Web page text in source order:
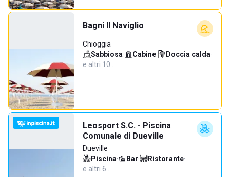
Bagni Il Naviglio
Chioggia
Sabbiosa· Cabine· Doccia calda·
e altri 10…
Leosport S.C. - Piscina
Comunale di Dueville
Dueville
Piscina· Bar· Ristorante·
e altri 6…